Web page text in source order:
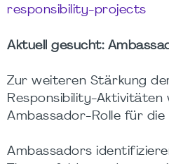
responsibility-projects
Aktuell gesucht:
Zur weiteren Stärkung
Responsibility-Aktivitäten
Ambassador-Rolle für
Ambassadors